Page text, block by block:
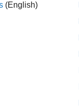
(English)